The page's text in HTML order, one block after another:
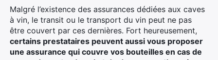
Malgré l’existence des assurances dédiées aux caves
à vin, le transit ou le transport du vin peut ne pas
être couvert par ces dernières. Fort heureusement,
certains prestataires peuvent aussi vous proposer
une assurance qui couvre vos bouteilles en cas de